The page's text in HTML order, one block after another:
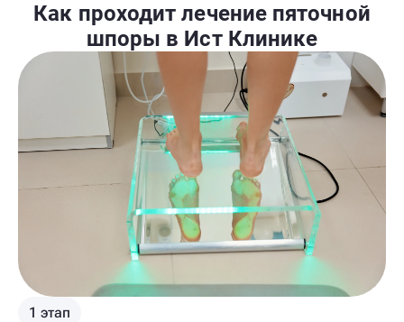
Как проходит лечение пяточной
шпоры в Ист Клинике
1 этап